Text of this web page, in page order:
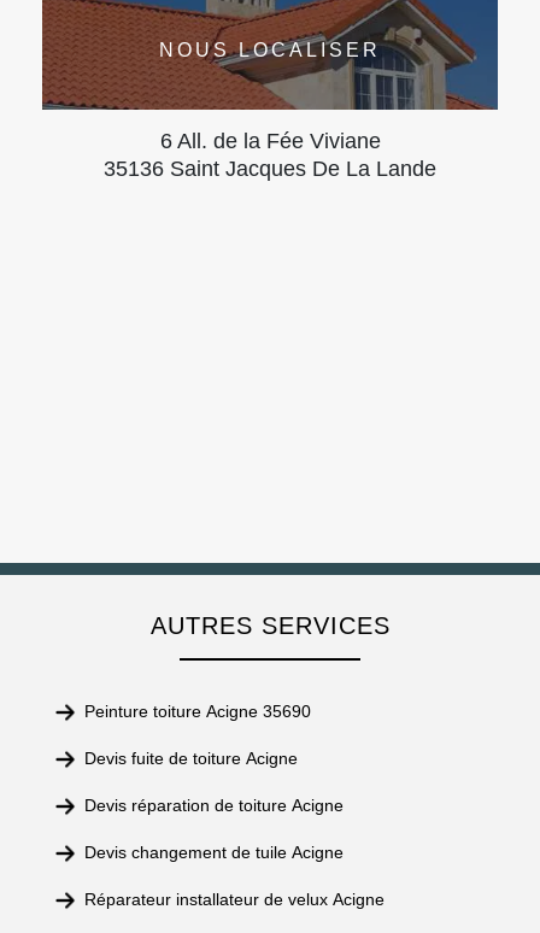
NOUS LOCALISER
6 All. de la Fée Viviane
35136 Saint Jacques De La Lande
AUTRES SERVICES
Peinture toiture Acigne 35690
Devis fuite de toiture Acigne
Devis réparation de toiture Acigne
Devis changement de tuile Acigne
Réparateur installateur de velux Acigne